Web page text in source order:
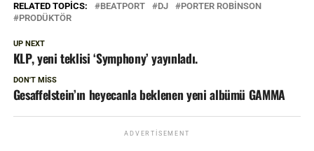
RELATED TOPICS: BEATPORT DJ
PORTER ROBINSON
PRODÜKTÖR
UP NEXT
KLP, yeni teklisi ‘Symphony’ yayınladı.
DON'T MISS
Gesaffelstein’ın heyecanla beklenen yeni albümü GAMMA
ADVERTISEMENT